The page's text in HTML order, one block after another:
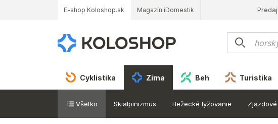
E-shop Koloshop.sk Magazín iDomestik
Cyklistika Zima Beh Turistika
Všetko Skialpinizmus Bežecké lyžovanie